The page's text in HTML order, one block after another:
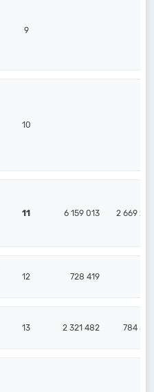
9
10
11 6 159 013 2 669 283
12 728 419
13 2 321 482 784 538